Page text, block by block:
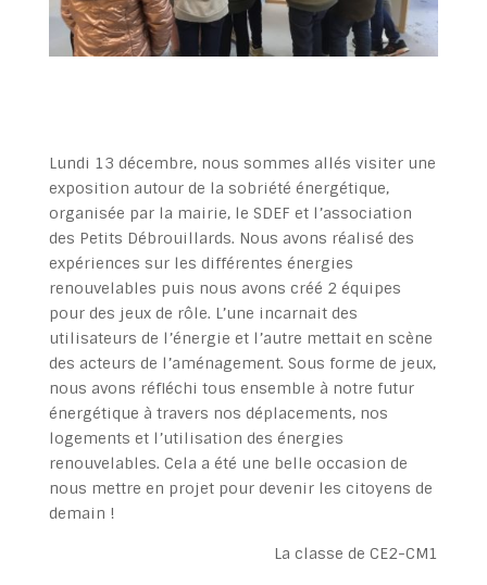
Lundi 13 décembre, nous sommes allés visiter une
exposition autour de la sobriété énergétique,
organisée par la mairie, le SDEF et l’association
des Petits Débrouillards. Nous avons réalisé des
expériences sur les différentes énergies
renouvelables puis nous avons créé 2 équipes
pour des jeux de rôle. L’une incarnait des
utilisateurs de l’énergie et l’autre mettait en scène
des acteurs de l’aménagement. Sous forme de jeux,
nous avons réfléchi tous ensemble à notre futur
énergétique à travers nos déplacements, nos
logements et l’utilisation des énergies
renouvelables. Cela a été une belle occasion de
nous mettre en projet pour devenir les citoyens de
demain !
La classe de CE2-CM1